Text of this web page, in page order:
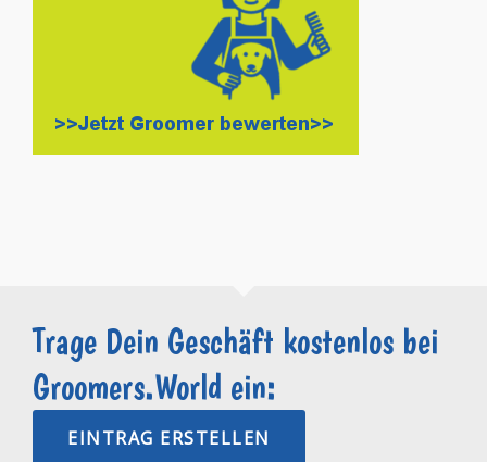
Trage Dein Geschäft kostenlos bei
Groomers.World ein:
EINTRAG ERSTELLEN